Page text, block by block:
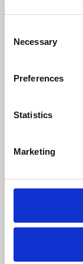
Selection
Necessary
Preferences
Statistics
Marketing
22 Μαΐου,
Νέος